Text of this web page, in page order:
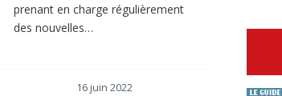
prenant en charge régulièrement
des nouvelles…
16 juin 2022